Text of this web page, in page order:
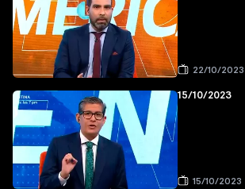
22/10/2023
15/10/2023
15/10/2023